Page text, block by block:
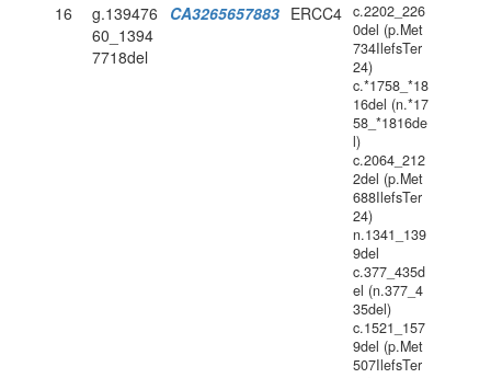
16
g.139476
60_1394
7718del
CA3265657883 ERCC4 c.2202_226
0del (p.Met
734IlefsTer
24)
c.*1758_*18
16del (n.*17
58_*1816de
l)
c.2064_212
2del (p.Met
688IlefsTer
24)
n.1341_139
9del
c.377_435d
el (n.377_4
35del)
c.1521_157
9del (p.Met
507IlefsTer